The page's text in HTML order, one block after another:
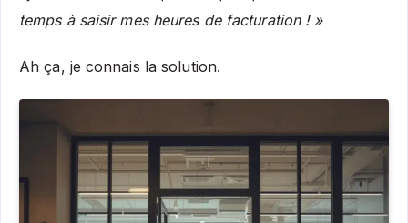
temps à saisir mes heures de facturation ! »
Ah ça, je connais la solution.